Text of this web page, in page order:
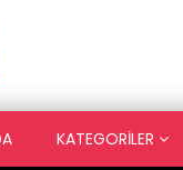
KATEGORILER